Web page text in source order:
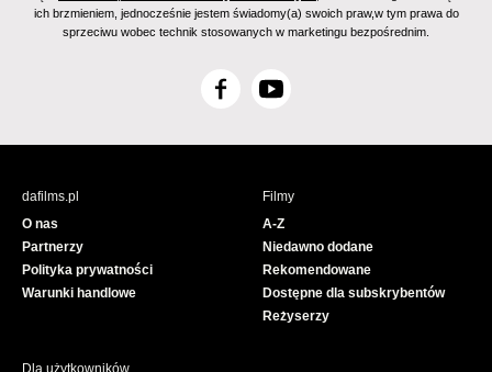
ich brzmieniem, jednocześnie jestem świadomy(a) swoich praw,w tym prawa do
sprzeciwu wobec technik stosowanych w marketingu bezpośrednim.
F
c
Y
u
e
dafilms.pl
O nas
Partnerzy
Polityka prywatności
Warunki handlowe
Filmy
A-Z
Niedawno dodane
Rekomendowane
Dostępne dla subskrybentów
Reżyserzy
Dla użytkowników